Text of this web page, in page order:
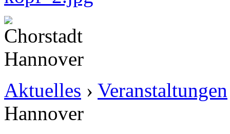
Aktuelles › Veranstaltungen
Hannover